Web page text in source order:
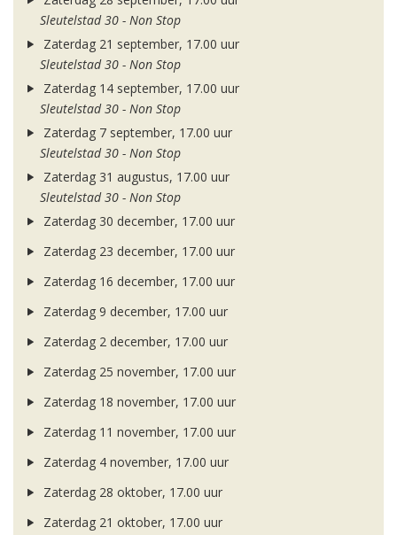
Sleutelstad 30 - Non Stop
Zaterdag 21 september, 17.00 uur
Sleutelstad 30 - Non Stop
Zaterdag 14 september, 17.00 uur
Sleutelstad 30 - Non Stop
Zaterdag 7 september, 17.00 uur
Sleutelstad 30 - Non Stop
Zaterdag 31 augustus, 17.00 uur
Sleutelstad 30 - Non Stop
Zaterdag 30 december, 17.00 uur
Zaterdag 23 december, 17.00 uur
Zaterdag 16 december, 17.00 uur
Zaterdag 9 december, 17.00 uur
Zaterdag 2 december, 17.00 uur
Zaterdag 25 november, 17.00 uur
Zaterdag 18 november, 17.00 uur
Zaterdag 11 november, 17.00 uur
Zaterdag 4 november, 17.00 uur
Zaterdag 28 oktober, 17.00 uur
Zaterdag 21 oktober, 17.00 uur